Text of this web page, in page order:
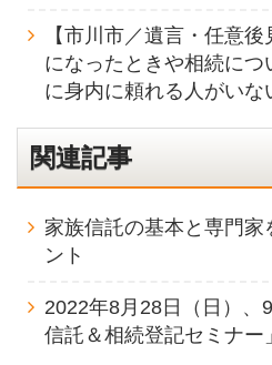
【市川市／遺言・任意
になったときや相続につ
に身内に頼れる人がいな
関連記事
家族信託の基本と専門家
ント
2022年8月28日（日）、
信託＆相続登記セミナー